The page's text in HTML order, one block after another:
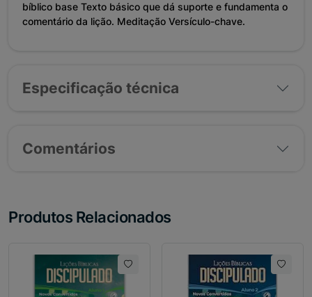
bíblico base Texto básico que dá suporte e fundamenta o
comentário da lição. Meditação Versículo-chave.
Especificação técnica
Comentários
Produtos Relacionados